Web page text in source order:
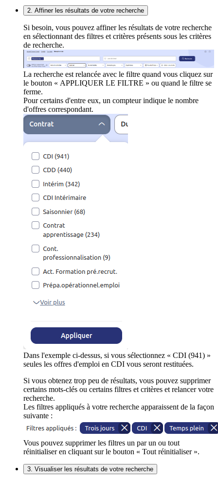
2. Affiner les résultats de votre recherche
Si besoin, vous pouvez affiner les résultats de votre recherche
en sélectionnant des filtres et critères présents sous les critères
de recherche.
La recherche est relancée avec le filtre quand vous cliquez sur
le bouton « APPLIQUER LE FILTRE » ou quand le filtre se
ferme.
Pour certains d'entre eux, un compteur indique le nombre
d'offres correspondant.
Dans l'exemple ci-dessus, si vous sélectionnez « CDI (941) »
seules les offres d'emploi en CDI vous seront restituées.
Si vous obtenez trop peu de résultats, vous pouvez supprimer
certains mots-clés ou certains filtres et critères et relancer votre
recherche.
Les filtres appliqués à votre recherche apparaissent de la façon
suivante :
Vous pouvez supprimer les filtres un par un ou tout
réinitialiser en cliquant sur le bouton « Tout réinitialiser ».
3. Visualiser les résultats de votre recherche